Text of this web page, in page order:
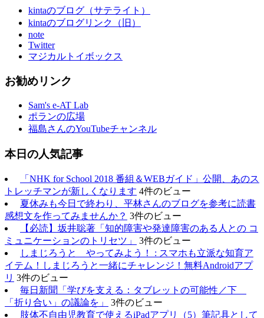
kintaのブログ（サテライト）
kintaのブログリンク（旧）
note
Twitter
マジカルトイボックス
お勧めリンク
Sam's e-AT Lab
ポランの広場
福島さんのYouTubeチャンネル
本日の人気記事
「NHK for School 2018 番組＆WEBガイド」公開、あのス
トレッチマンが新しくなります 4件のビュー
夏休みも今日で終わり、平林さんのブログを参考に読書
感想文を作ってみませんか？ 3件のビュー
【必読】坂井聡著「知的障害や発達障害のある人との コ
ミュニケーションのトリセツ」
3件のビュー
しまじろうと やってみよう！ : スマホも立派な知育ア
イテム！しまじろうと一緒にチャレンジ！無料Androidアプ
リ 3件のビュー
毎日新聞「学びを支える：タブレットの可能性／下
「折り合い」の議論を」
3件のビュー
肢体不自由児教育で使えるiPadアプリ（5）筆記具として